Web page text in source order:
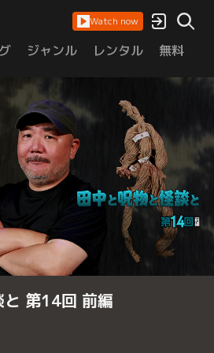
Watch now
ジャンル レンタル 無料
と 第14回 前編